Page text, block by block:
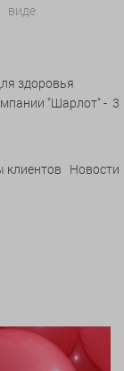
виде
здоровья
"Шарлот" - 3
клиентов Новости